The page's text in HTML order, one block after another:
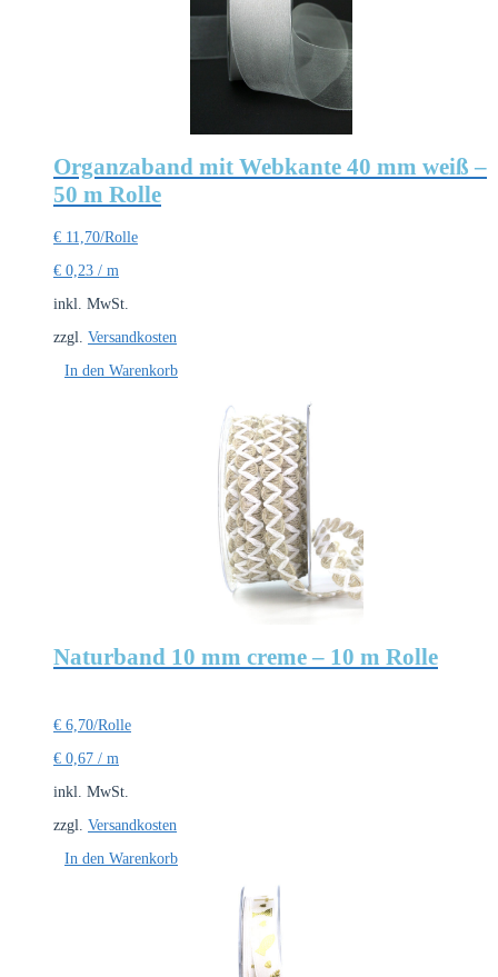
Organzaband mit Webkante 40 mm weiß –
50 m Rolle
€ 11,70/Rolle
€ 0,23 / m
inkl. MwSt.
zzgl. Versandkosten
In den Warenkorb
Naturband 10 mm creme – 10 m Rolle
€ 6,70/Rolle
€ 0,67 / m
inkl. MwSt.
zzgl. Versandkosten
In den Warenkorb